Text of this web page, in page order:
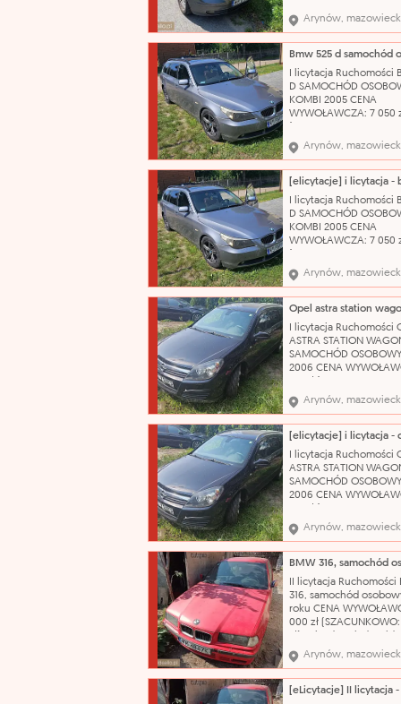
Pojazd w pełni sprawny
technicznie – silnik
problemu. Do
posiadamy komplet
oryginalnych
Wizualny stan auta
jako dobry, zadbany.
katalog
Arynów,
I licytacja Ruchomości
D SAMOCHÓD
KOMBI 2005 CENA
WYWOŁAWCZA: 7 050
Uszkodzony,
przedni zderzak.
prawa tylna lampa.
sprzęgło. Brak koła
zapasowego, klucza do
podnośnika. Stan
używany OC ważne
Arynów,
I licytacja Ruchomości
D SAMOCHÓD
KOMBI 2005 CENA
WYWOŁAWCZA: 7 050
Uszkodzony,
przedni zderzak.
prawa tylna lampa.
sprzęgło. Brak koła
zapasowego, klucza do
podnośnika. Stan
używany OC ważne
Arynów,
I licytacja Ruchomości
ASTRA STATION
SAMOCHÓD
2006 CENA
Pojazd po dłuższym
obecnie wymaga
mechanicznej. W wielu
miejscach liczne rysy
Wnętrze wymaga
gruntownego
Nazwa katalogowa: S
Arynów,
I licytacja Ruchomości
ASTRA STATION
SAMOCHÓD
2006 CENA
Pojazd po dłuższym
obecnie wymaga
mechanicznej. W wielu
miejscach liczne rysy
Wnętrze wymaga
gruntownego
Nazwa katalogowa: S
Arynów,
II licytacja Ruchomości
316, samochód
roku CENA
000 zł
korozję, łuszczący się
bezbarwny oraz liczne
uszkodzenia i otarcia
swojej powierzchni.
Arynów,